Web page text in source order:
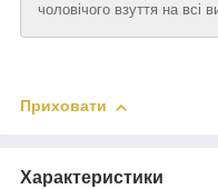
чоловічого взуття на всі
Приховати
Характеристики